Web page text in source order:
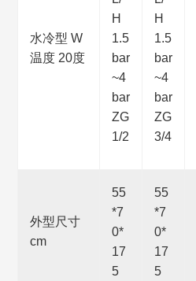
水冷型 W
温度 20度
H
1.5
bar
~4
bar
ZG
1/2
H
1.5
bar
~4
bar
ZG
3/4
外型尺寸
cm
55
*7
0*
17
5
55
*7
0*
17
5